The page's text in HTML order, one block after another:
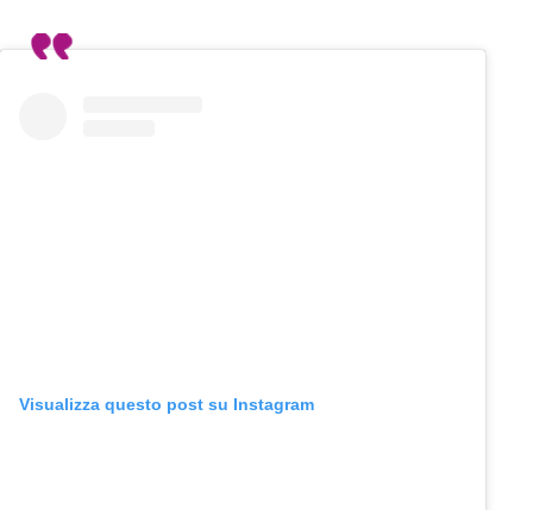
Visualizza questo post su Instagram